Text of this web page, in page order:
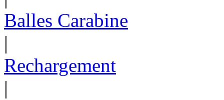
Balles Carabine
|
Rechargement
|